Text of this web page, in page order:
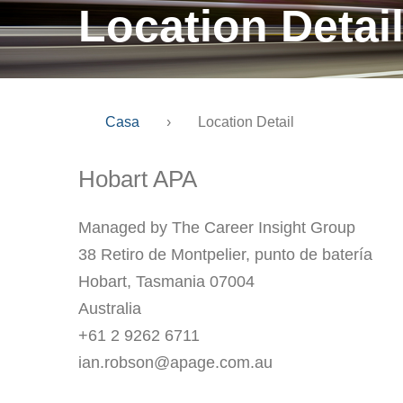
Location Detail
Casa › Location Detail
Hobart APA
Managed by The Career Insight Group
38 Retiro de Montpelier, punto de batería
Hobart, Tasmania 07004
Australia
+61 2 9262 6711
ian.robson@apage.com.au